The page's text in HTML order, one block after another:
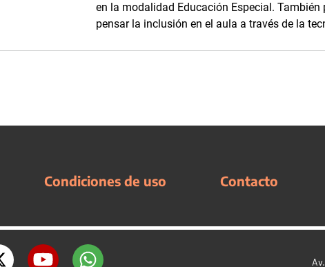
en la modalidad Educación Especial.
pensar la inclusión en el aula a través de la
Condiciones de uso Contacto